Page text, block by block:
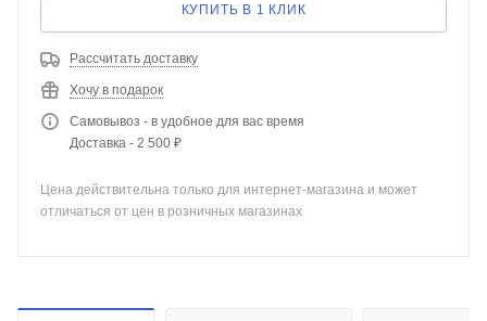
КУПИТЬ В 1 КЛИК
Рассчитать доставку
Хочу в подарок
Самовывоз - в удобное для вас время
Доставка - 2 500 ₽
Цена действительна только для интернет-магазина и может
отличаться от цен в розничных магазинах